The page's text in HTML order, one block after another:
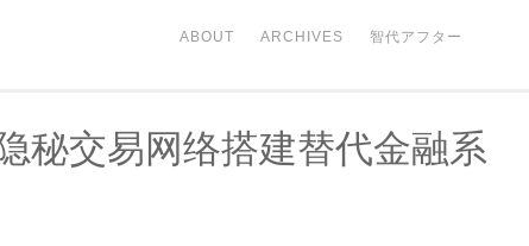
ABOUT ARCHIVES 智代アフター
秘交易网络搭建替代金融系